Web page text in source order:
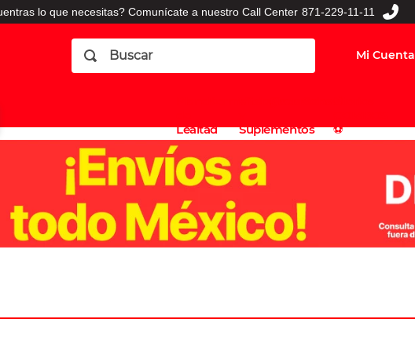
lo que necesitas? Comunícate a nuestro Call Center 871-229-11-11
Buscar
Mi Cuenta
Lealtad
Suplementos
⚽️